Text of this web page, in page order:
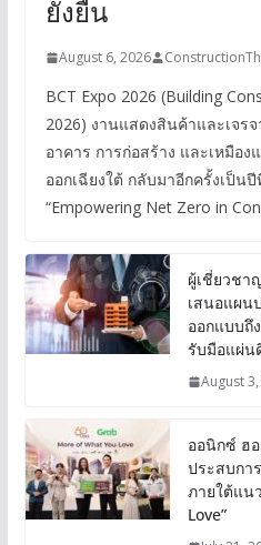
ยั่งยืน
August 6, 2026
BCT Expo 2026 (Building
2026) งานแสดงสินค้าและเจร
อาคาร การก่อสร้าง และเหมือ
ออกเฉียงใต้ กลับมาอีกครั้งเป็น
“Empowering Net Zero in
ผู้เชี่ยวชา
เสนอแผน
ออกแบบถึ
รับมือแผ่น
August
ออนิกซ์ ฮ
ประสบกา
ภายใต้แน
Love”